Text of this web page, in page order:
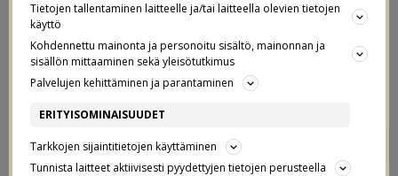
FLUNSSAN KARKOITUS SOPPA
MEANDIN TOIMISTOLLA MALMÖSSÄ
VIISIVUOTIAS
15/09/2014
Tietojen tallentaminen laitteelle ja/tai laitteella olevien tietojen
käyttö
Kohdennettu mainonta ja personoitu sisältö, mainonnan ja
sisällön mittaaminen sekä yleisötutkimus
Palvelujen kehittäminen ja parantaminen
ERITYISOMINAISUUDET
Tarkkojen sijaintitietojen käyttäminen
Tunnista laitteet aktiivisesti pyydettyjen tietojen perusteella